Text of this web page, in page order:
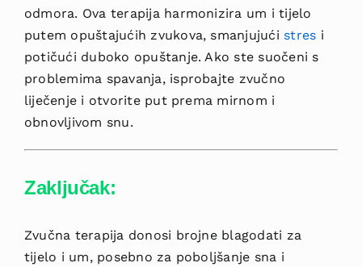
odmora. Ova terapija harmonizira um i tijelo
putem opuštajućih zvukova, smanjujući stres i
potičući duboko opuštanje. Ako ste suočeni s
problemima spavanja, isprobajte zvučno
liječenje i otvorite put prema mirnom i
obnovljivom snu.
Zaključak:
Zvučna terapija donosi brojne blagodati za
tijelo i um, posebno za poboljšanje sna i